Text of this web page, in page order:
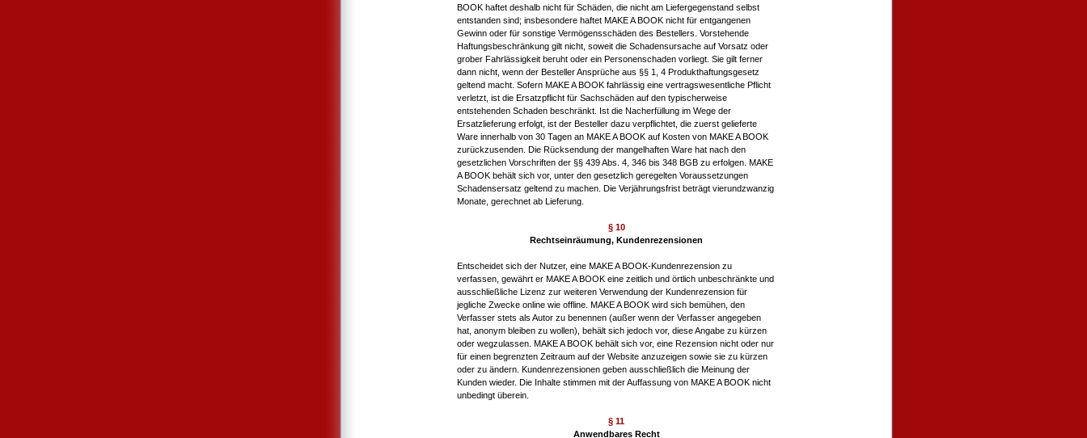
BOOK haftet deshalb nicht für Schäden, die nicht am Liefergegenstand selbst
entstanden sind; insbesondere haftet MAKE A BOOK nicht für entgangenen
Gewinn oder für sonstige Vermögensschäden des Bestellers. Vorstehende
Haftungsbeschränkung gilt nicht, soweit die Schadensursache auf Vorsatz oder
grober Fahrlässigkeit beruht oder ein Personenschaden vorliegt. Sie gilt ferner
dann nicht, wenn der Besteller Ansprüche aus §§ 1, 4 Produkthaftungsgesetz
geltend macht. Sofern MAKE A BOOK fahrlässig eine vertragswesentliche Pflicht
verletzt, ist die Ersatzpflicht für Sachschäden auf den typischerweise
entstehenden Schaden beschränkt. Ist die Nacherfüllung im Wege der
Ersatzlieferung erfolgt, ist der Besteller dazu verpflichtet, die zuerst gelieferte
Ware innerhalb von 30 Tagen an MAKE A BOOK auf Kosten von MAKE A BOOK
zurückzusenden. Die Rücksendung der mangelhaften Ware hat nach den
gesetzlichen Vorschriften der §§ 439 Abs. 4, 346 bis 348 BGB zu erfolgen. MAKE
A BOOK behält sich vor, unter den gesetzlich geregelten Voraussetzungen
Schadensersatz geltend zu machen. Die Verjährungsfrist beträgt vierundzwanzig
Monate, gerechnet ab Lieferung.
§ 10
Rechtseinräumung, Kundenrezensionen
Entscheidet sich der Nutzer, eine MAKE A BOOK-Kundenrezension zu
verfassen, gewährt er MAKE A BOOK eine zeitlich und örtlich unbeschränkte und
ausschließliche Lizenz zur weiteren Verwendung der Kundenrezension für
jegliche Zwecke online wie offline. MAKE A BOOK wird sich bemühen, den
Verfasser stets als Autor zu benennen (außer wenn der Verfasser angegeben
hat, anonym bleiben zu wollen), behält sich jedoch vor, diese Angabe zu kürzen
oder wegzulassen. MAKE A BOOK behält sich vor, eine Rezension nicht oder nur
für einen begrenzten Zeitraum auf der Website anzuzeigen sowie sie zu kürzen
oder zu ändern. Kundenrezensionen geben ausschließlich die Meinung der
Kunden wieder. Die Inhalte stimmen mit der Auffassung von MAKE A BOOK nicht
unbedingt überein.
§ 11
Anwendbares Recht